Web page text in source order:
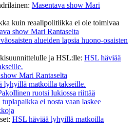
: Masentava show Mari
kuin reaalipolitiikka ei ole toimivaa
show Mari Rantaselta
alueiden lapsia huono-osaisten
ja HSL:lle: HSL häviää
Mari Rantaselta
lyhyillä matkoilla takseille.
ruotsi lukiossa riittää
tuplapalkka ei nosta vaan laskee
: HSL häviää lyhyillä matkoilla